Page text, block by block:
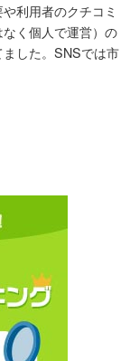
利用者のクチコミ
く個人で運営）の
した。SNSでは市